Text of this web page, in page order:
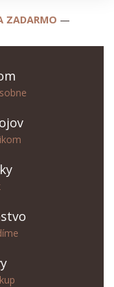
ZADARMO —